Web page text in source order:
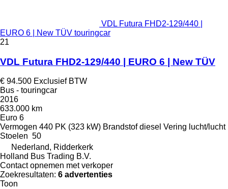
VDL Futura FHD2-129/440 |
EURO 6 | New TÜV touringcar
21
VDL Futura FHD2-129/440 | EURO 6 | New TÜV
€ 94.500 Exclusief BTW
Bus - touringcar
2016
633.000 km
Euro 6
Vermogen 440 PK (323 kW) Brandstof diesel Vering lucht/lucht
Stoelen 50
Nederland, Ridderkerk
Holland Bus Trading B.V.
Contact opnemen met verkoper
Zoekresultaten: 6 advertenties
Toon